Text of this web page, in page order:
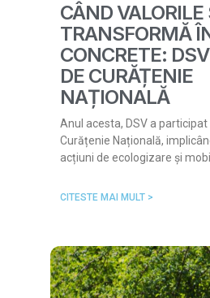
CÂND VALORILE
TRANSFORMĂ
CONCRETE:
DE CURĂȚENIE
NAȚIONALĂ
Anul acesta, DSV a
Curățenie Națională,
acțiuni de ecologizare și
CITESTE MAI MULT >